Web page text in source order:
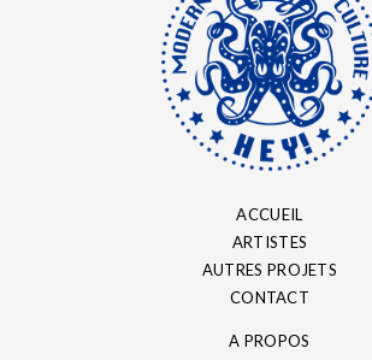
ACCUEIL
ARTISTES
AUTRES PROJETS
CONTACT
A PROPOS